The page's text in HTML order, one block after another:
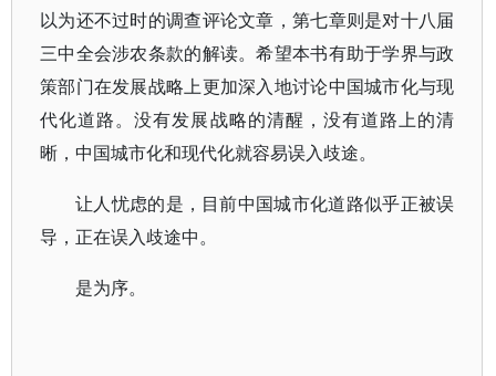
以为还不过时的调查评论文章，第七章则是对十八届
三中全会涉农条款的解读。希望本书有助于学界与政
策部门在发展战略上更加深入地讨论中国城市化与现
代化道路。没有发展战略的清醒，没有道路上的清
晰，中国城市化和现代化就容易误入歧途。
让人忧虑的是，目前中国城市化道路似乎正被误
导，正在误入歧途中。
是为序。